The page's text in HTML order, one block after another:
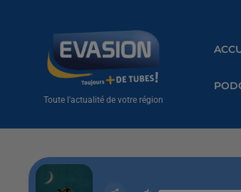
Toute l'actualité de votre région